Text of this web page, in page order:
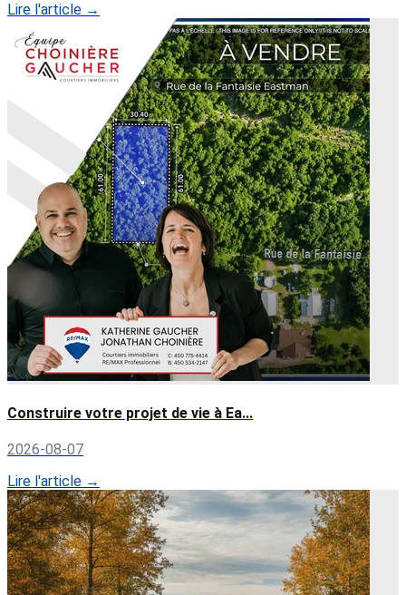
Lire l'article →
Construire votre projet de vie à Ea...
2026-08-07
Lire l'article →